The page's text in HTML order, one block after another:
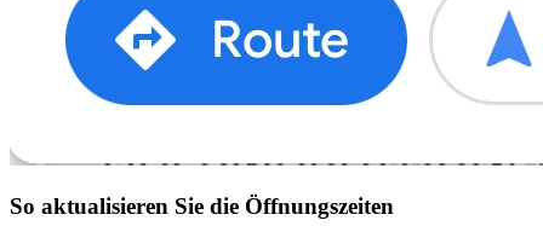
So aktualisieren Sie die Öffnungszeiten